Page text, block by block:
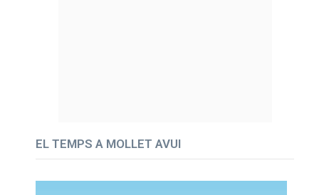
EL TEMPS A MOLLET AVUI